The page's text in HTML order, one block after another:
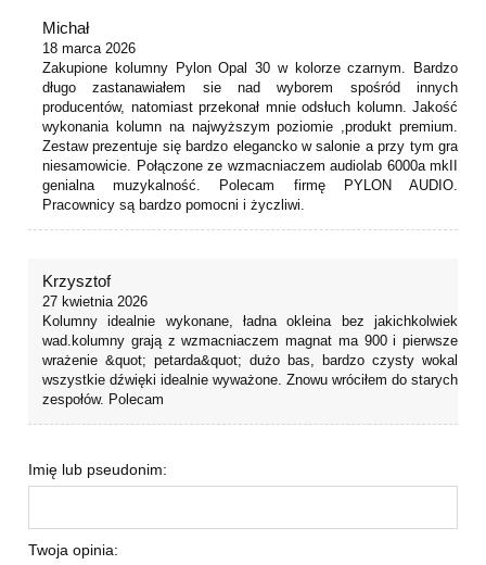
Michał
18 marca 2026
Zakupione kolumny Pylon Opal 30 w kolorze czarnym. Bardzo
długo zastanawiałem sie nad wyborem spośród innych
producentów, natomiast przekonał mnie odsłuch kolumn. Jakość
wykonania kolumn na najwyższym poziomie ,produkt premium.
Zestaw prezentuje się bardzo elegancko w salonie a przy tym gra
niesamowicie. Połączone ze wzmacniaczem audiolab 6000a mkII
genialna muzykalność. Polecam firmę PYLON AUDIO.
Pracownicy są bardzo pomocni i życzliwi.
Krzysztof
27 kwietnia 2026
Kolumny idealnie wykonane, ładna okleina bez jakichkolwiek
wad.kolumny grają z wzmacniaczem magnat ma 900 i pierwsze
wrażenie &quot; petarda&quot; dużo bas, bardzo czysty wokal
wszystkie dźwięki idealnie wyważone. Znowu wróciłem do starych
zespołów. Polecam
Imię lub pseudonim:
Twoja opinia: